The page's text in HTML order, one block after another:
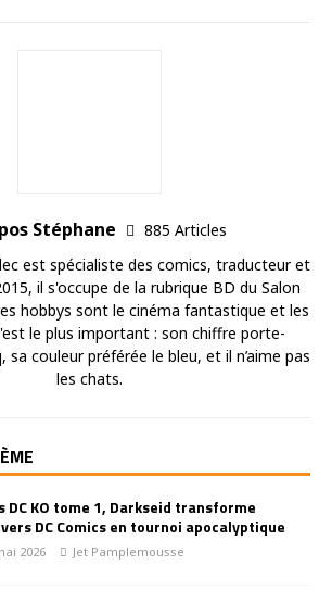
Stéphane
885 Articles
est spécialiste des comics, traducteur et
il s'occupe de la rubrique BD du Salon
hobbys sont le cinéma fantastique et les
le plus important : son chiffre porte-
sa couleur préférée le bleu, et il n’aime pas
les chats.
DC KO tome 1, Darkseid transforme
DC Comics en tournoi apocalyptique
2026 Jet Pamplemousse